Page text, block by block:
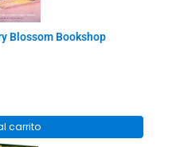
Blossom Bookshop
carrito